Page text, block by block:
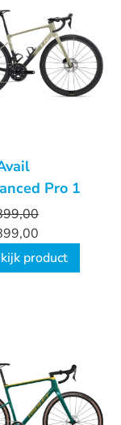
Pro 1
product